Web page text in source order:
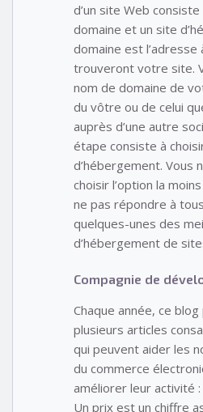
d’un site Web
domaine et un site
domaine est l’adresse
trouveront votre site.
nom de domaine de
du vôtre ou de celui
auprès d’une autre
étape consiste à
d’hébergement. Vous
choisir l’option la
ne pas répondre à
quelques-unes des
d’hébergement de
Compagnie de
Chaque année, ce
plusieurs articles
qui peuvent aider les
du commerce
améliorer leur activité :
Un prix est un chiffre